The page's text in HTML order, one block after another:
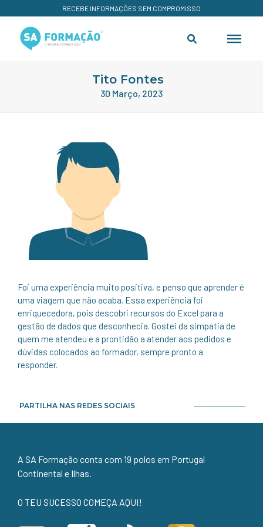
RECEBE INFORMAÇÕES SEM COMPROMISSO
Tito Fontes
30 Março, 2023
Foi uma experiência muito positiva, e penso que aprender é
uma viagem que não acaba. Essa experiência foi
enriquecedora, pois descobri recursos do Excel para a
gestão de dados que desconhecia. Gostei da simpatia de
quem me atendeu e a prontidão a atender aos pedidos e
dúvidas colocados ao formador, sempre pronto a
responder.
PARTILHA NAS REDES SOCIAIS
A SA Formação conta com 19 polos em Portugal
Continental e Ilhas.
O TEU SUCESSO COMEÇA AQUI!